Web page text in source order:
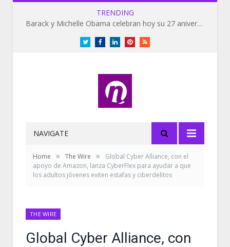
TRENDING
Barack y Michelle Obama celebran hoy su 27 aniversario de bodas
TwitterFacebookLinkedInPinterestRSS
NAVIGATE
Home » The Wire »
Global Cyber Alliance, con el
apoyo de Amazon, lanza CyberFlex para ayudar a que
los adultos jóvenes eviten estafas y ciberdelitos
THE WIRE
Global Cyber Alliance, con